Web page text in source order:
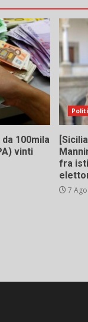
100mila
vinti
fra
7